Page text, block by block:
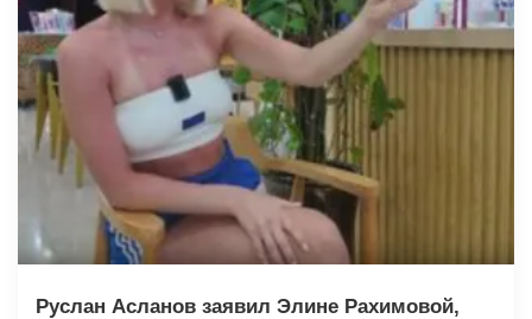
Руслан Асланов заявил Элине Рахимовой,